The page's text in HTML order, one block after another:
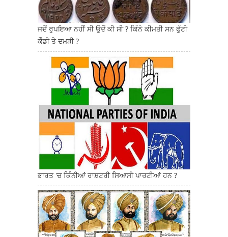
ਜਦੋਂ ਰੁਪਇਆ ਨਹੀਂ ਸੀ ਉਦੋਂ ਕੀ ਸੀ ? ਕਿੰਨੇ ਕੀਮਤੀ ਸਨ ਫੁੱਟੀ
ਕੌਡੀ ਤੇ ਦਮੜੀ ?
ਭਾਰਤ 'ਚ ਕਿੰਨੀਆਂ ਰਾਸ਼ਟਰੀ ਸਿਆਸੀ ਪਾਰਟੀਆਂ ਹਨ ?